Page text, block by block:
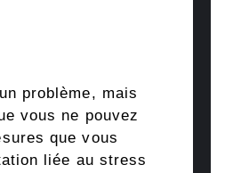
problème, mais
vous ne pouvez
que vous
liée au stress